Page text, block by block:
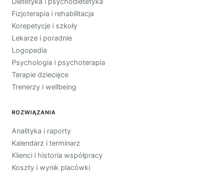
Fizjoterapia i rehabilitacja
Korepetycje i szkoły
Lekarze i poradnie
Logopedia
Psychologia i psychoterapia
Terapie dziecięce
Trenerzy i wellbeing
ROZWIĄZANIA
Analityka i raporty
Kalendarz i terminarz
Klienci i historia współpracy
Koszty i wynik placówki